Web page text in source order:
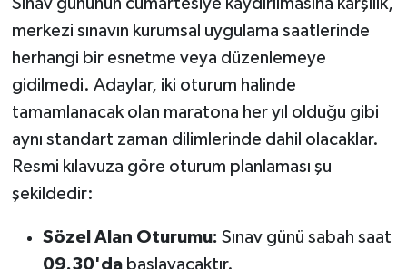
Sınav gününün cumartesiye kaydırılmasına karşılık,
merkezi sınavın kurumsal uygulama saatlerinde
herhangi bir esnetme veya düzenlemeye
gidilmedi. Adaylar, iki oturum halinde
tamamlanacak olan maratona her yıl olduğu gibi
aynı standart zaman dilimlerinde dahil olacaklar.
Resmi kılavuza göre oturum planlaması şu
şekildedir:
Sözel Alan Oturumu: Sınav günü sabah saat
09.30'dabaşlayacaktır.